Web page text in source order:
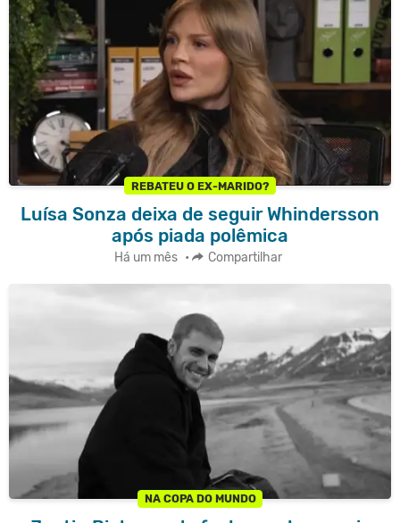
REBATEU O EX-MARIDO?
Luísa Sonza deixa de seguir Whindersson
após piada polêmica
Há um mês • Compartilhar
NA COPA DO MUNDO